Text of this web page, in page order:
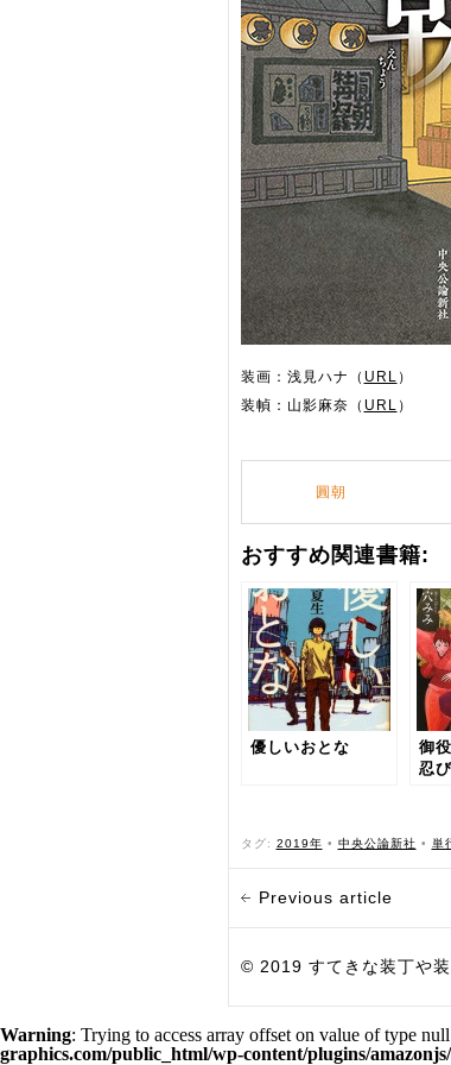
装画：浅見ハナ（ URL ）
装幀：山影麻奈（ URL ）
圓朝
おすすめ関連書籍:
優しいおとな
御
忍
タグ: 2019年 • 中央公論新社 • 単
Previous article
© 2019 すてきな装丁や
Warning: Trying to access array offset on value of type
graphics.com/public_html/wp-content/plugins/